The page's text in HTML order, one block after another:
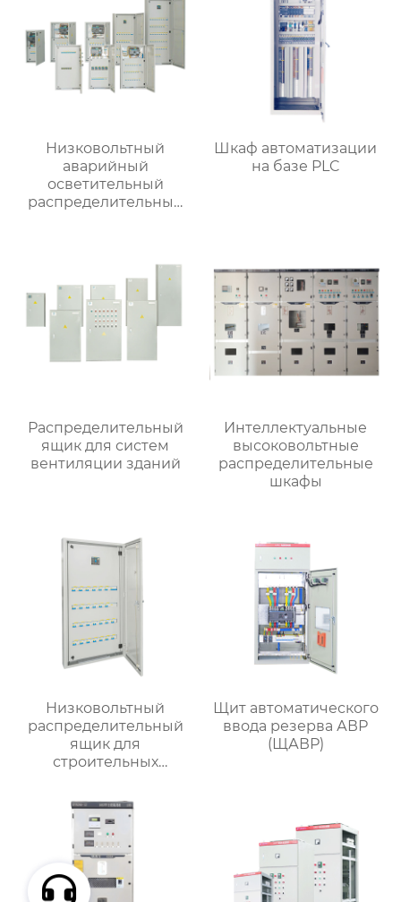
Низковольтный
аварийный
осветительный
распределительный
Шкаф автоматизации
на базе PLC
Распределительный
ящик для систем
вентиляции зданий
Интеллектуальные
высоковольтные
распределительные
шкафы
Низковольтный
распределительный
ящик для
строительных
Щит автоматического
ввода резерва АВР
(ЩАВР)